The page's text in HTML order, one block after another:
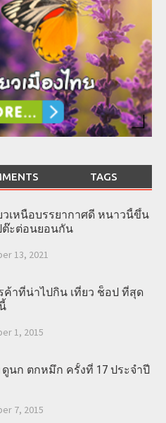
TAGS
วเหนือบรรยากาศดี หนาวนี้ขึ้น
ต๊ะต่อนยอนกัน
13, 2021
ค้าที่น่าไปกิน เที่ยว ช็อป ที่สุด
1, 2015
นก ตกหมึก ครั้งที่ 17 ประจำปี
7, 2015